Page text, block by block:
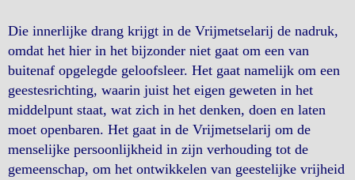
Die innerlijke drang krijgt in de Vrijmetselarij de nadruk,
omdat het hier in het bijzonder niet gaat om een van
buitenaf opgelegde geloofsleer. Het gaat namelijk om een
geestesrichting, waarin juist het eigen geweten in het
middelpunt staat, wat zich in het denken, doen en laten
moet openbaren. Het gaat in de Vrijmetselarij om de
menselijke persoonlijkheid in zijn verhouding tot de
gemeenschap, om het ontwikkelen van geestelijke vrijheid